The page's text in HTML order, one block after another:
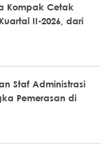
Kompak Cetak
II-2026, dari
Staf Administrasi
Pemerasan di